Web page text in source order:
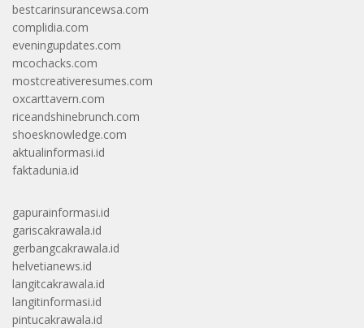
bestcarinsurancewsa.com
complidia.com
eveningupdates.com
mcochacks.com
mostcreativeresumes.com
oxcarttavern.com
riceandshinebrunch.com
shoesknowledge.com
aktualinformasi.id
faktadunia.id
gapurainformasi.id
gariscakrawala.id
gerbangcakrawala.id
helvetianews.id
langitcakrawala.id
langitinformasi.id
pintucakrawala.id